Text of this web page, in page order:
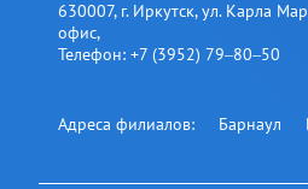
630007, г. Иркутск,ул. Карла
офис,
Телефон: +7 (3952) 79‒80‒50
Адреса филиалов: Барнаул